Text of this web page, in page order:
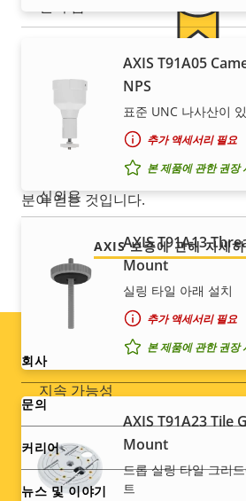
설
명
값
로컬 스토리지(메모리 카드 슬
롯)
작동 온도
실외용
파손 등급
IP 등급
지속 가능성
AXIS T91A05
NPS
표준 UNC 나사산이
추가 액세서리 필요
본 제품에 관한 권장
AXIS T91A13
Mount
실링 타일 아래 설치
추가 액세서리 필요
본 제품에 관한 권장
AXIS T91A23 Tile
Mount
드롭 실링 타일 그리
트
안심할 수 있는
새로운 5년 보증을 통해 수년간 문
을 관리하게 됩니다. 게다가 작은 글
있지도 않습니다. 당사에서 약속하
분이 얻는 것입니다.
AXIS 보증에 관해 자세
Footer
menu
회사
문의
커리어
뉴스 및 이야기